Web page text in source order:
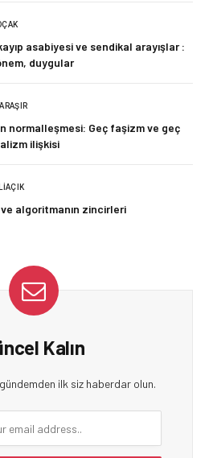
kayıp asabiyesi ve sendikal arayışlar :
duygular
normalleşmesi: Geç faşizm ve geç
ilişkisi
ve algoritmanın zincirleri
Kalın
ilk siz haberdar olun.